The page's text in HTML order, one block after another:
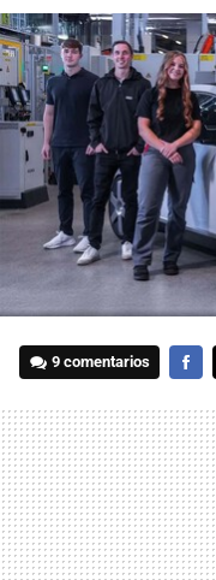
9 comentarios